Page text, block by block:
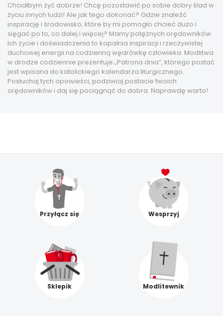
Chciałbym żyć dobrze! Chcę pozostawić po sobie dobry ślad w
życiu innych ludzi! Ale jak tego dokonać? Gdzie znaleźć
inspirację i środowisko, które by mi pomogło chcieć dużo i
sięgać po to, co dalej i więcej? Mamy potężnych orędowników.
Ich życie i doświadczenia to kopalnia inspiracji i rzeczywistej
duchowej energii na codzienną wędrówkę człowieka. Modlitwa
w drodze codziennie prezentuje „Patrona dnia”, którego postać
jest wpisana do katolickiego kalendarza liturgicznego.
Posłuchaj tych opowieści, podziwiaj postacie twoich
orędowników i daj się pociągnąć do dobra. Naprawdę warto!
Przyłącz się Wesprzyj
Sklepik Modlitewnik